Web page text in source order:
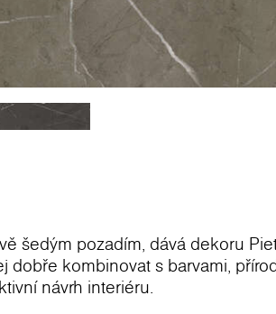
šedým pozadím, dává dekoru
dobře kombinovat s barvami,
návrh interiéru.